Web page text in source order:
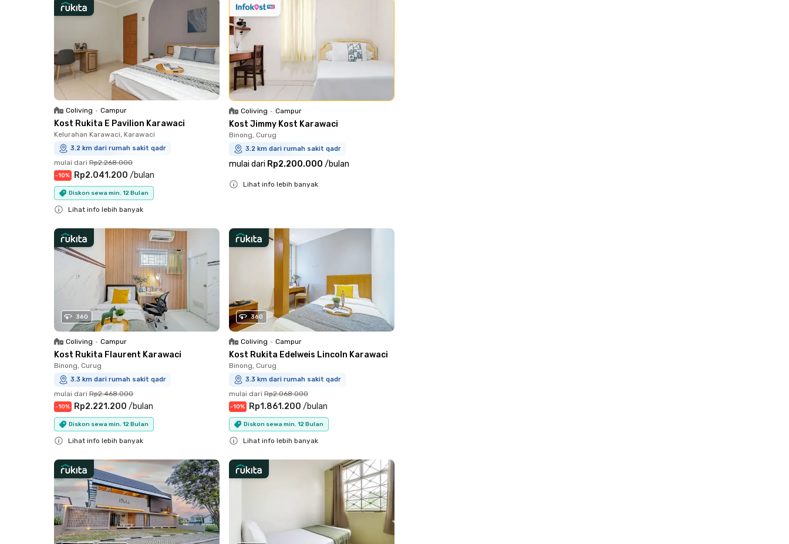
Coliving • Campur
Kost Rukita E Pavilion Karawaci
Kelurahan Karawaci, Karawaci
3.2 km dari rumah sakit qadr
mulai dari Rp2.268.000
-10% Rp2.041.200 /bulan
Diskon sewa min. 12 Bulan
Lihat info lebih banyak
Coliving • Campur
Kost Jimmy Kost Karawaci
Binong, Curug
3.2 km dari rumah sakit qadr
mulai dari Rp2.200.000 /bulan
Lihat info lebih banyak
360
Coliving • Campur
Kost Rukita Flaurent Karawaci
Binong, Curug
3.3 km dari rumah sakit qadr
mulai dari Rp2.468.000
-10% Rp2.221.200 /bulan
Diskon sewa min. 12 Bulan
Lihat info lebih banyak
360
Coliving • Campur
Kost Rukita Edelweis Lincoln Karawaci
Binong, Curug
3.3 km dari rumah sakit qadr
mulai dari Rp2.068.000
-10% Rp1.861.200 /bulan
Diskon sewa min. 12 Bulan
Lihat info lebih banyak